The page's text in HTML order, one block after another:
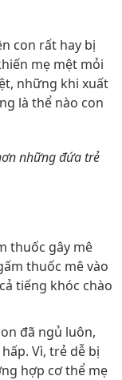
con rất hay bị
mẹ mệt mỏi
những khi xuất
là thể nào con
những đứa trẻ
thuốc gây mê
thuốc mê vào
tiếng khóc chào
đã ngủ luôn,
Vì, trẻ dễ bị
hợp cơ thể mẹ